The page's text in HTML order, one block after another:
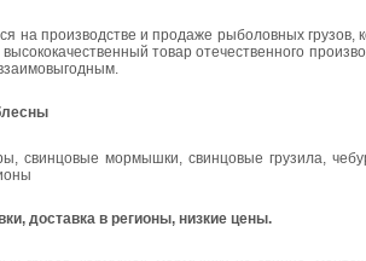
на производстве и продаже рыболовных
товар отечественного
свинцовые мормышки, свинцовые грузила,
доставка в регионы, низкие цены.